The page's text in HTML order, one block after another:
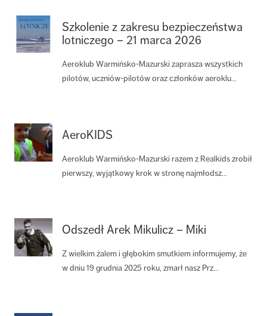
Szkolenie z zakresu bezpieczeństwa
lotniczego – 21 marca 2026
Aeroklub Warmińsko-Mazurski zaprasza wszystkich
pilotów, uczniów-pilotów oraz członków aeroklu...
AeroKIDS
Aeroklub Warmińsko-Mazurski razem z Realkids zrobił
pierwszy, wyjątkowy krok w stronę najmłodsz...
Odszedł Arek Mikulicz – Miki
Z wielkim żalem i głębokim smutkiem informujemy, że
w dniu 19 grudnia 2025 roku, zmarł nasz Prz...